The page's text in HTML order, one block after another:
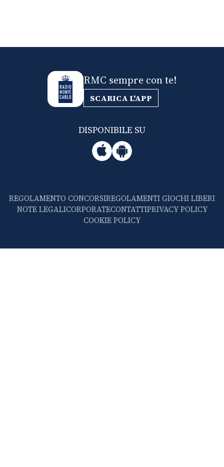
RMC sempre con te!
SCARICA L'APP
DISPONIBILE SU
REGOLAMENTO CONCORSIREGOLAMENTI GIOCHI LIBERI
NOTE LEGALICORPORATECONTATTIPRIVACY POLICY
COOKIE POLICY